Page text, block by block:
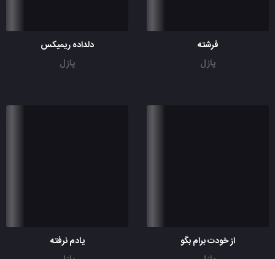
فرشته
پازل
دلداده ریمیکس
پازل
از خودت برام بگو
یادم نرفته